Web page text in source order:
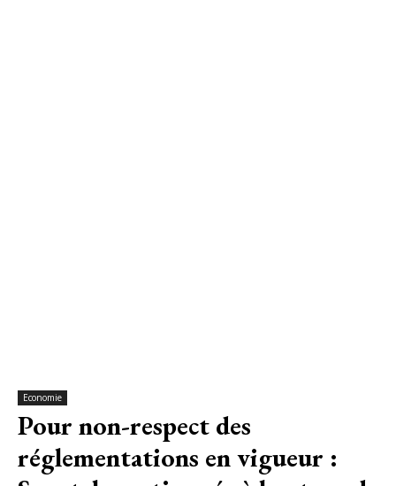
Economie
Pour non-respect des
réglementations en vigueur :